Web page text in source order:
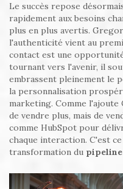
Le succès repose
rapidement aux besoins
plus en plus avertis.
l'authenticité vient au
contact est une
tournant vers l'avenir, il
embrassent pleinement le
la personnalisation
marketing. Comme l'ajoute
de vendre plus, mais de
comme HubSpot pour
chaque interaction. C'est
transformation du